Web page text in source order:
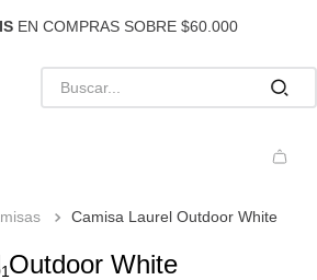
EN COMPRAS SOBRE $60.000
Camisa Laurel Outdoor White
Outdoor White